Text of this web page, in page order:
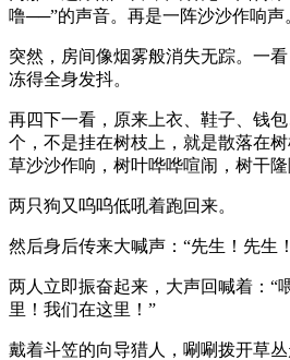
噜──”的声音。再是一阵沙沙作响声
突然，房间像烟雾般消失无踪。一
冻得全身发抖。
再四下一看，原来上衣、鞋子、钱
个，不是挂在树枝上，就是散落在
草沙沙作响，树叶哗哗喧闹，树干隆
两只狗又呜呜低吼着跑回来。
然后身后传来大喊声：“先生！先生
两人立即振奋起来，大声回喊着：
里！我们在这里！”
戴着斗笠的向导猎人，唰唰拨开草丛